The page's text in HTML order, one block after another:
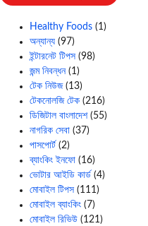
Healthy Foods (1)
অন্যান্য (97)
ইন্টারনেট টিপস (98)
জন্ম নিবন্ধন(1)
টেক নিউজ(13)
টেকনোলজি টেক (216)
ডিজিটাল বাংলাদেশ(55)
নাগরিক সেবা (37)
পাসপোর্ট (2)
ব্যাংকিং ইনফো (16)
ভোটার আইডি কার্ড (4)
মোবাইল টিপস (111)
মোবাইল ব্যাংকিং (7)
মোবাইল রিভিউ (121)